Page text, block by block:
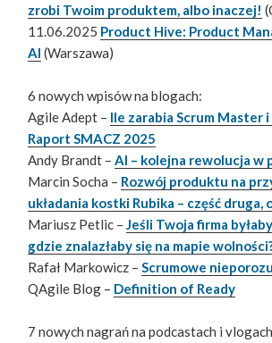
zrobi Twoim produktem, albo inaczej!
11.06.2025 Product Hive: Product
AI (Warszawa)
6 nowych wpisów na blogach:
Agile Adept – Ile zarabia Scrum Master
Raport SMACZ 2025
Andy Brandt –AI – kolejna rewolucja w
Marcin Socha – Rozwój produktu na
układania kostki Rubika – część druga,
Mariusz Petlic –Jeśli Twoja firma
gdzie znalazłaby się na mapie
Rafał Markowicz –Scrumowe
QAgile Blog – Definition of Ready
7 nowych nagrań na podcastach i